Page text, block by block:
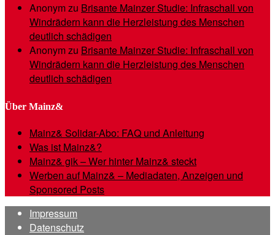
Anonymzu Brisante Mainzer Studie: Infraschall von
Windrädern kann die Herzleistung des Menschen
deutlich schädigen
Anonymzu Brisante Mainzer Studie: Infraschall von
Windrädern kann die Herzleistung des Menschen
deutlich schädigen
Über Mainz&
Mainz& Solidar-Abo: FAQ und Anleitung
Was ist Mainz&?
Mainz& gik – Wer hinter Mainz& steckt
Werben auf Mainz& – Mediadaten, Anzeigen und
Sponsored Posts
Impressum
Datenschutz